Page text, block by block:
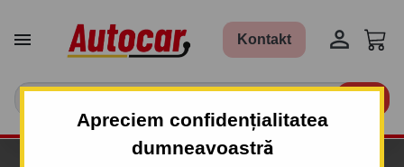
Apreciem confidențialitatea
dumneavoastră
 Kontakt 